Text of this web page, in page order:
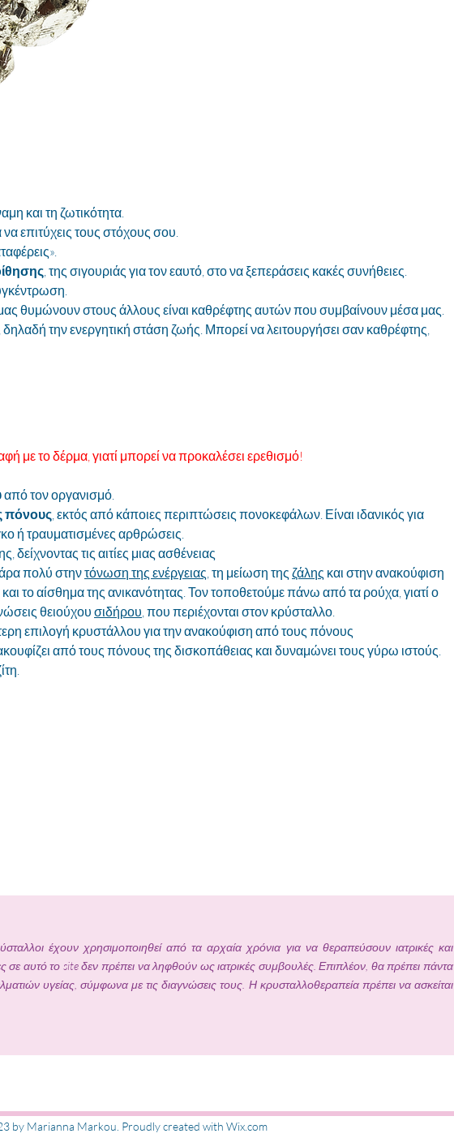
και τη ζωτικότητα.
να επιτύχεις τους στόχους σου.
, της σιγουριάς για τον εαυτό, στο να ξεπεράσεις κακές συνήθειες.
θυμώνουν στους άλλους είναι καθρέφτης αυτών που συμβαίνουν μέσα μας.
δηλαδή την ενεργητική στάση ζωής. Μπορεί να λειτουργήσει σαν καθρέφτης,
με το δέρμα, γιατί μπορεί να προκαλέσει ερεθισμό!
από τον οργανισμό.
πόνους, εκτός από κάποιες περιπτώσεις πονοκεφάλων. Είναι ιδανικός για
ή τραυματισμένες αρθρώσεις.
τις αιτίες μιας ασθένειας
πολύ στην τόνωση της ενέργειας, τη μείωση της ζάλης και στην ανακούφιση
το αίσθημα της ανικανότητας. Τον τοποθετούμε πάνω από τα ρούχα, γιατί ο
θειούχου σιδήρου, που περιέχονται στον κρύσταλλο.
επιλογή κρυστάλλου για την ανακούφιση από τους πόνους
από τους πόνους της δισκοπάθειας και δυναμώνει τους γύρω ιστούς.
έχουν χρησιμοποιηθεί από τα αρχαία χρόνια για να θεραπεύσουν ιατρικές και
σε αυτό το site δεν πρέπει να ληφθούν ως ιατρικές συμβουλές. Επιπλέον, θα πρέπει πάντα
υγείας, σύμφωνα με τις διαγνώσεις τους. Η κρυσταλλοθεραπεία πρέπει να ασκείται
Εγγραφή στις ενημερώσεις
by Marianna Markou. Proudly created with Wix.com